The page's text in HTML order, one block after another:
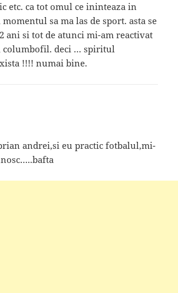
etc. ca tot omul ce ininteaza in
sa ma las de sport. asta se
ani si tot de atunci mi-am reactivat
columbofil. deci … spiritul
!!!! numai bine.
andrei,si eu practic fotbalul,mi-